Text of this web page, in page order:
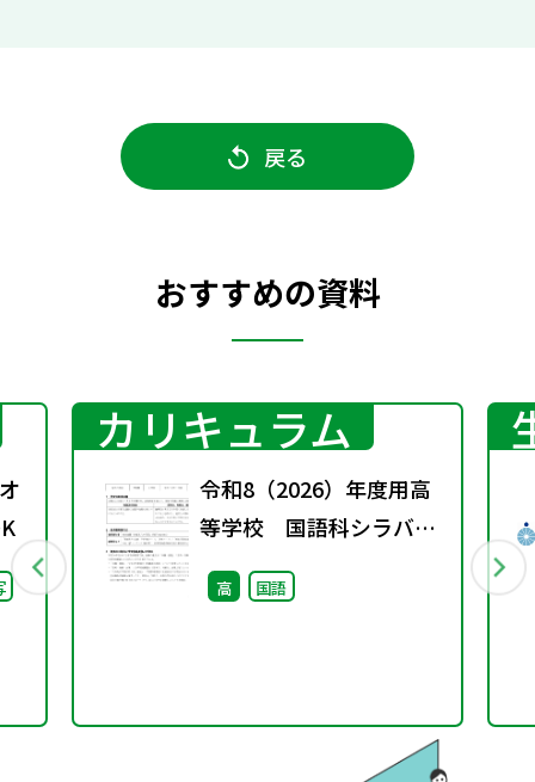
戻る
おすすめの資料
カリキュラム
令和8（2026）年度用高
等学校 国語科シラバス
案・ルーブリック
高 国語